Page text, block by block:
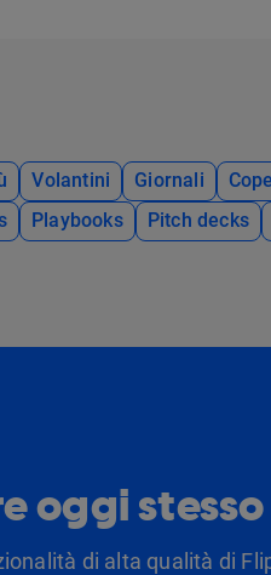
Volantini Giornali
Playbooks Pitch decks
oggi stesso
di alta qualità di